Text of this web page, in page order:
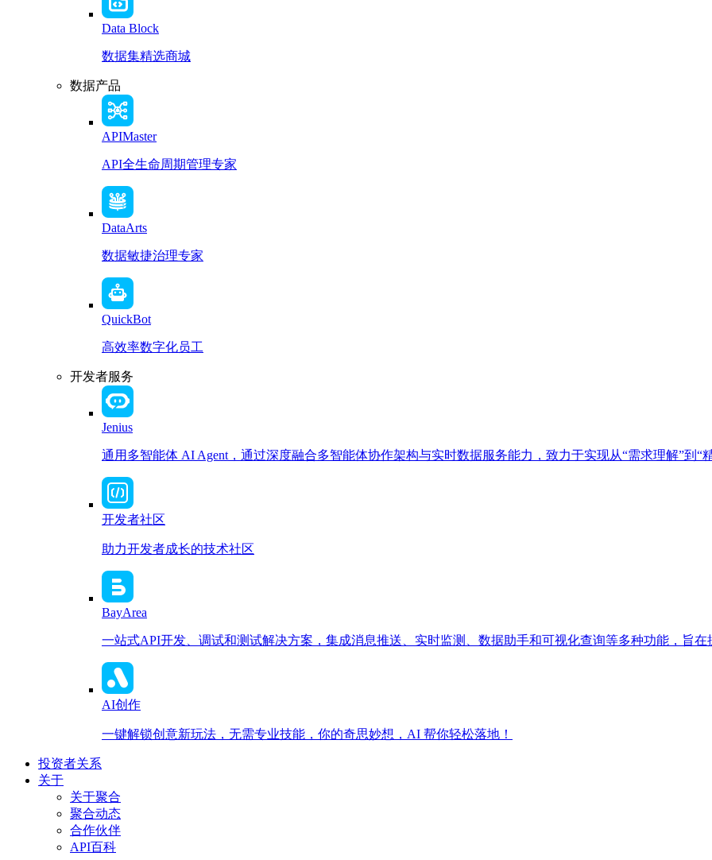
Data Block
数据集精选商城
数据产品
APIMaster
API全生命周期管理专家
DataArts
数据敏捷治理专家
QuickBot
高效率数字化员工
开发者服务
Jenius
通用多智能体 AI Agent，通过深度融合多智能体协作架构与实时数据服务能力，致力于实现从“需求理解”到“
开发者社区
助力开发者成长的技术社区
BayArea
一站式API开发、调试和测试解决方案，集成消息推送、实时监测、数据助手和可视化查询等多种功能，旨在
AI创作
一键解锁创意新玩法，无需专业技能，你的奇思妙想，AI 帮你轻松落地！
投资者关系
关于
关于聚合
聚合动态
合作伙伴
API百科